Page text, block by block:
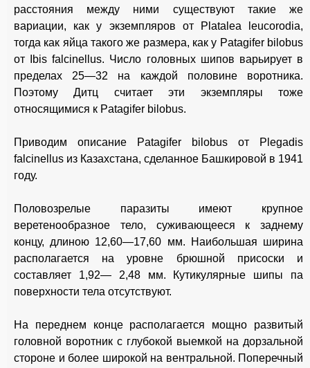
расстояния между ними существуют такие же
вариации, как у экземпляров от Platalea leucorodia,
тогда как яйца такого же размера, как у Patagifer bilobus
от Ibis falcinellus. Число головных шипов варьирует в
пределах 25—32 на каждой половине воротника.
Поэтому Дитц считает эти экземпляры тоже
относящимися к Patagifer bilobus.
Приводим описание Patagifer bilobus от Plegadis
falcinellus из Казахстана, сделанное Башкировой в 1941
году.
Половозрелые паразиты имеют крупное
веретенообразное тело, суживающееся к заднему
концу, длиною 12,60—17,60 мм. Наибольшая ширина
располагается на уровне брюшной присоски и
составляет 1,92— 2,48 мм. Кутикулярные шипы па
поверхности тела отсутствуют.
На переднем конце располагается мощно развитый
головной воротник с глубокой выемкой на дорзальной
стороне и более широкой на вентральной. Поперечный